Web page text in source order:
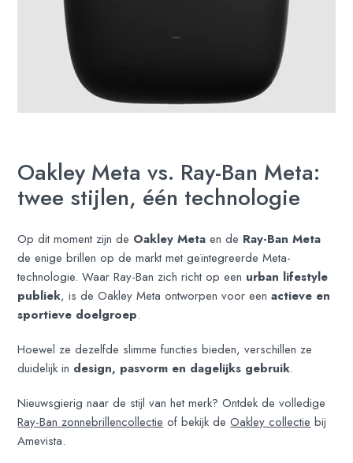
Oakley Meta vs. Ray-Ban Meta:
twee stijlen, één technologie
Op dit moment zijn de Oakley Meta en de Ray-Ban Meta
de enige brillen op de markt met geïntegreerde Meta-
technologie. Waar Ray-Ban zich richt op een urban lifestyle
publiek, is de Oakley Meta ontworpen voor eenactieve en
sportieve doelgroep.
Hoewel ze dezelfde slimme functies bieden, verschillen ze
duidelijk in design, pasvorm en dagelijks gebruik.
Nieuwsgierig naar de stijl van het merk? Ontdek de volledige
Ray-Ban zonnebrillencollectie of bekijk deOakley collectie bij
Amevista.